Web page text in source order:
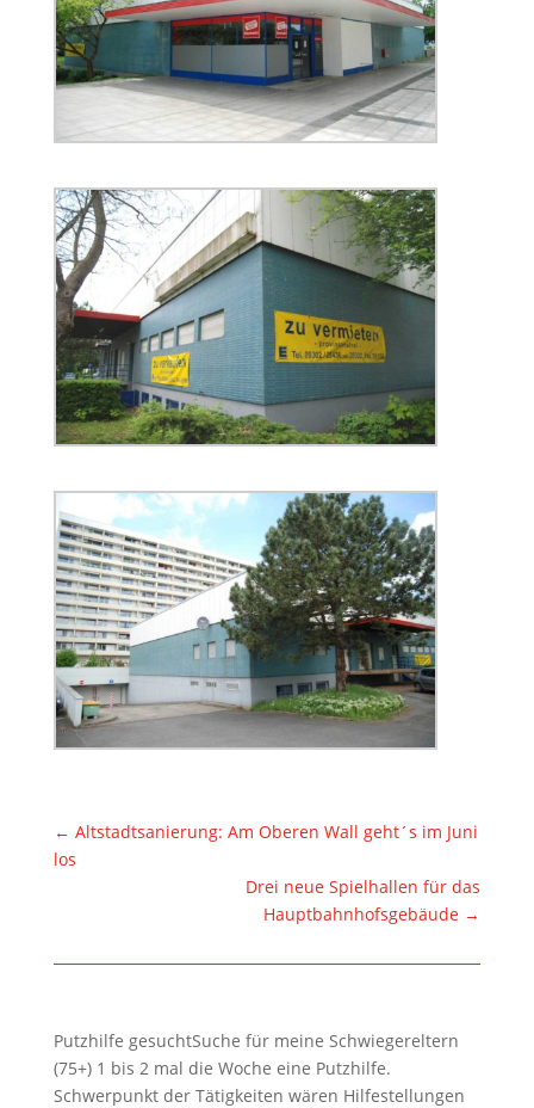
← Altstadtsanierung: Am Oberen Wall geht´s im Juni
los
Drei neue Spielhallen für das
Hauptbahnhofsgebäude →
Putzhilfe gesuchtSuche für meine Schwiegereltern
(75+) 1 bis 2 mal die Woche eine Putzhilfe.
Schwerpunkt der Tätigkeiten wären Hilfestellungen